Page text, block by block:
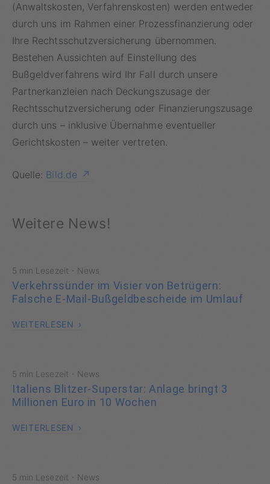
(Anwaltskosten, Verfahrenskosten) werden entweder
durch uns im Rahmen einer Prozessfinanzierung oder
Ihre Rechtsschutzversicherung übernommen.
Bestehen Aussichten auf Einstellung des
Bußgeldverfahrens wird Ihr Fall durch unsere
Partnerkanzleien nach Deckungszusage der
Rechtsschutzversicherung oder Finanzierungszusage
durch uns – inklusive Übernahme eventueller
Gerichtskosten – weiter vertreten.
Quelle: Bild.de
Weitere News!
5 min Lesezeit · News
Verkehrssünder im Visier von Betrügern:
Falsche E-Mail-Bußgeldbescheide im Umlauf
WEITERLESEN
5 min Lesezeit · News
Italiens Blitzer-Superstar: Anlage bringt 3
Millionen Euro in 10 Wochen
WEITERLESEN
5 min Lesezeit · News